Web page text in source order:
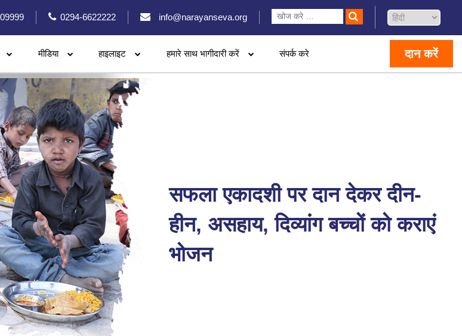
0294-6622222 info@narayanseva.org
मीडिया हाइलाइट हमारे साथ भागीदारी करें संपर्क करे दान करें
सफला एकादशी पर दान देकर दीन-
हीन, असहाय, दिव्यांग बच्चों को कराएं
भोजन